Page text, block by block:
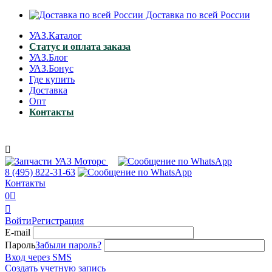
Доставка по всей России
УАЗ.Каталог
Статус и оплата заказа
УАЗ.Блог
УАЗ.Бонус
Где купить
Доставка
Опт
Контакты

8 (495) 822-31-63
Контакты
0

ВойтиРегистрация
E-mail
ПарольЗабыли пароль?
Вход через SMS
Создать учетную запись